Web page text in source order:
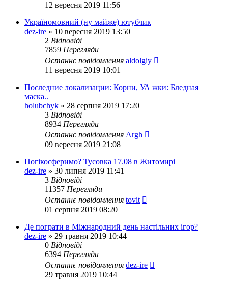
12 вересня 2019 11:56
Україномовний (ну майже) ютубчик
dez-ire » 10 вересня 2019 13:50
2 Відповіді
7859 Перегляди
Останнє повідомлення aldolgiy
11 вересня 2019 10:01
Последние локализации: Корни, УА жки: Бледная
маска..
holubchyk » 28 серпня 2019 17:20
3 Відповіді
8934 Перегляди
Останнє повідомлення Argh
09 вересня 2019 21:08
Погікосферимо? Тусовка 17.08 в Житомирі
dez-ire » 30 липня 2019 11:41
3 Відповіді
11357 Перегляди
Останнє повідомлення tovit
01 серпня 2019 08:20
Де пограти в Міжнародний день настільних ігор?
dez-ire » 29 травня 2019 10:44
0 Відповіді
6394 Перегляди
Останнє повідомлення dez-ire
29 травня 2019 10:44